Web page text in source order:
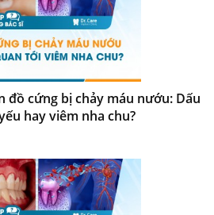
đồ cứng bị chảy máu nướu: Dấu
hay viêm nha chu?